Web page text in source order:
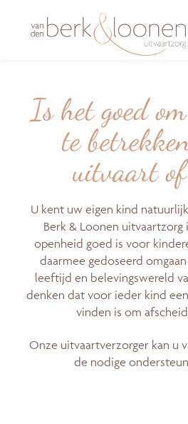
Is het goed
te
uitvaart
U kent uw eigen kind
Berk & Loonen uitvaartzorg
openheid goed is voor
daarmee gedoseerd
leeftijd en belevingswereld
denken dat voor ieder kind
vinden is om
Onze uitvaartverzorger kan u
de nodige